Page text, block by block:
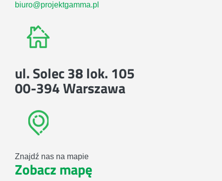
biuro@projektgamma.pl
ul. Solec 38 lok. 105
00-394 Warszawa
Znajdź nas na mapie
Zobacz mapę